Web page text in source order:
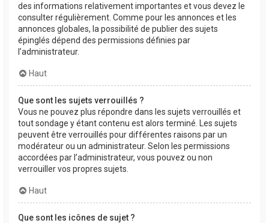
des informations relativement importantes et vous devez le
consulter régulièrement. Comme pour les annonces et les
annonces globales, la possibilité de publier des sujets
épinglés dépend des permissions définies par
l’administrateur.
Haut
Que sont les sujets verrouillés ?
Vous ne pouvez plus répondre dans les sujets verrouillés et
tout sondage y étant contenu est alors terminé. Les sujets
peuvent être verrouillés pour différentes raisons par un
modérateur ou un administrateur. Selon les permissions
accordées par l’administrateur, vous pouvez ou non
verrouiller vos propres sujets.
Haut
Que sont les icônes de sujet ?